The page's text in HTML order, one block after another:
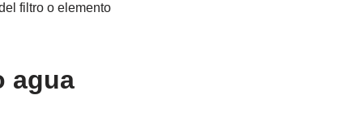
filtro o elemento
agua